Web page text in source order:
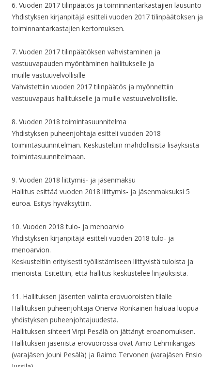
6. Vuoden 2017 tilinpäätös ja toiminnantarkastajien lausunto
Yhdistyksen kirjanpitäjä esitteli vuoden 2017 tilinpäätöksen ja
toiminnantarkastajien kertomuksen.
7. Vuoden 2017 tilinpäätöksen vahvistaminen ja
vastuuvapauden myöntäminen hallitukselle ja
muille vastuuvelvollisille
Vahvistettiin vuoden 2017 tilinpäätös ja myönnettiin
vastuuvapaus hallitukselle ja muille vastuuvelvollisille.
8. Vuoden 2018 toimintasuunnitelma
Yhdistyksen puheenjohtaja esitteli vuoden 2018
toimintasuunnitelman. Keskusteltiin mahdollisista lisäyksistä
toimintasuunnitelmaan.
9. Vuoden 2018 liittymis- ja jäsenmaksu
Hallitus esittää vuoden 2018 liittymis- ja jäsenmaksuksi 5
euroa. Esitys hyväksyttiin.
10. Vuoden 2018 tulo- ja menoarvio
Yhdistyksen kirjanpitäjä esitteli vuoden 2018 tulo- ja
menoarvion.
Keskusteltiin erityisesti työllistämiseen liittyvistä tuloista ja
menoista. Esitettiin, että hallitus keskustelee linjauksista.
11. Hallituksen jäsenten valinta erovuoroisten tilalle
Hallituksen puheenjohtaja Onerva Ronkainen haluaa luopua
yhdistyksen puheenjohtajuudesta.
Hallituksen sihteeri Virpi Pesälä on jättänyt eroanomuksen.
Hallituksen jäsenistä erovuorossa ovat Aimo Lehmikangas
(varajäsen Jouni Pesälä) ja Raimo Tervonen (varajäsen Ensio